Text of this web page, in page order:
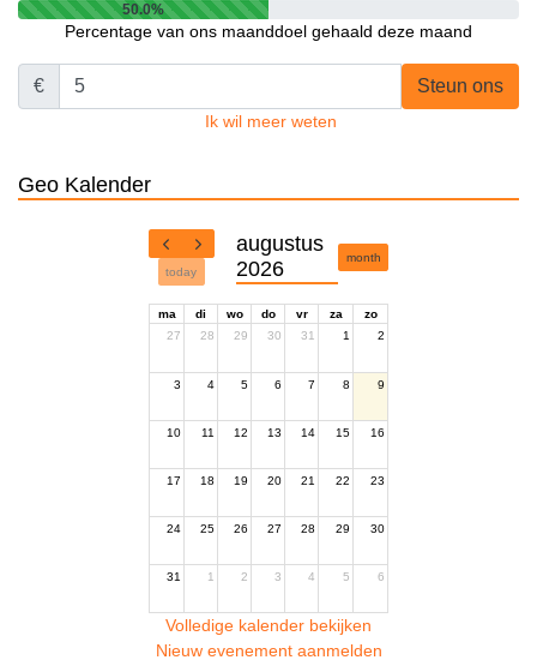
50.0%
Percentage van ons maanddoel gehaald deze maand
€ Steun ons
Ik wil meer weten
Geo Kalender
today
augustus
2026
month
ma di wo do vr za
zo
27
28 29 30 31 1 2
3 4 5 6 7 8 9
10 11 12 13 14 15 16
17 18 19 20 21 22 23
24 25 26 27 28 29 30
31 1 2 3 4 5 6
Volledige kalender bekijken
Nieuw evenement aanmelden